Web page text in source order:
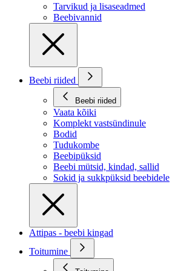
Tarvikud ja lisaseadmed
Beebivannid
Beebi riided
Beebi riided
Vaata kõiki
Komplekt vastsündinule
Bodid
Tudukombe
Beebipüksid
Beebi mütsid, kindad, sallid
Sokid ja sukkpüksid beebidele
Attipas - beebi kingad
Toitumine